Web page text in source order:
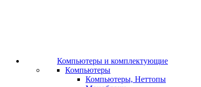
Компьютеры и комплектующие
Компьютеры
Компьютеры, Неттопы